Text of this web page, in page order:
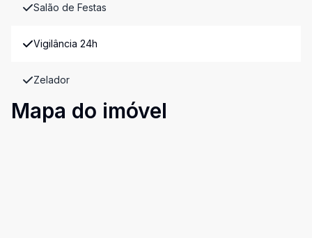
Salão de Festas
Vigilância 24h
Zelador
Mapa do imóvel